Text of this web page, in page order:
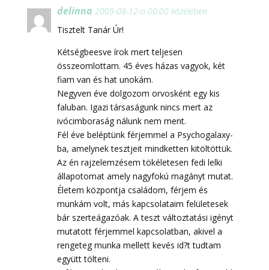
delinna 2009-08-12-n 00:00 közelében
Tisztelt Tanár Úr!
Kétségbeesve írok mert teljesen
összeomlottam. 45 éves házas vagyok, két
fiam van és hat unokám.
Negyven éve dolgozom orvosként egy kis
faluban. Igazi társaságunk nincs mert az
ivócimboraság nálunk nem ment.
Fél éve beléptünk férjemmel a Psychogalaxy-
ba, amelynek tesztjeit mindketten kitöltöttük.
Az én rajzelemzésem tökéletesen fedi lelki
állapotomat amely nagyfokú magányt mutat.
Életem központja családom, férjem és
munkám volt, más kapcsolataim felületesek
bár szerteágazóak. A teszt változtatási igényt
mutatott férjemmel kapcsolatban, akivel a
rengeteg munka mellett kevés id?t tudtam
együtt tölteni.